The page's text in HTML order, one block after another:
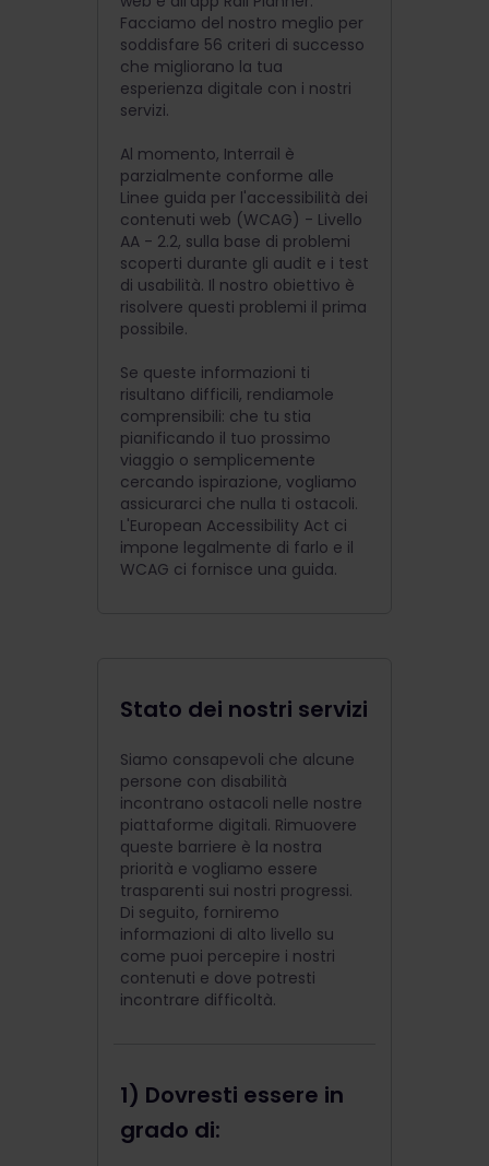
Facciamo del nostro meglio per
soddisfare 56 criteri di successo
che migliorano la tua
esperienza digitale con i nostri
servizi.
Al momento, Interrail è
parzialmente conforme alle
Linee guida per l'accessibilità dei
contenuti web (WCAG) - Livello
AA - 2.2, sulla base di problemi
scoperti durante gli audit e i test
di usabilità. Il nostro obiettivo è
risolvere questi problemi il prima
possibile.
Se queste informazioni ti
risultano difficili, rendiamole
comprensibili: che tu stia
pianificando il tuo prossimo
viaggio o semplicemente
cercando ispirazione, vogliamo
assicurarci che nulla ti ostacoli.
L'European Accessibility Act ci
impone legalmente di farlo e il
WCAG ci fornisce una guida.
Stato dei nostri servizi
Siamo consapevoli che alcune
persone con disabilità
incontrano ostacoli nelle nostre
piattaforme digitali. Rimuovere
queste barriere è la nostra
priorità e vogliamo essere
trasparenti sui nostri progressi.
Di seguito, forniremo
informazioni di alto livello su
come puoi percepire i nostri
contenuti e dove potresti
incontrare difficoltà.
1) Dovresti essere in
grado di: